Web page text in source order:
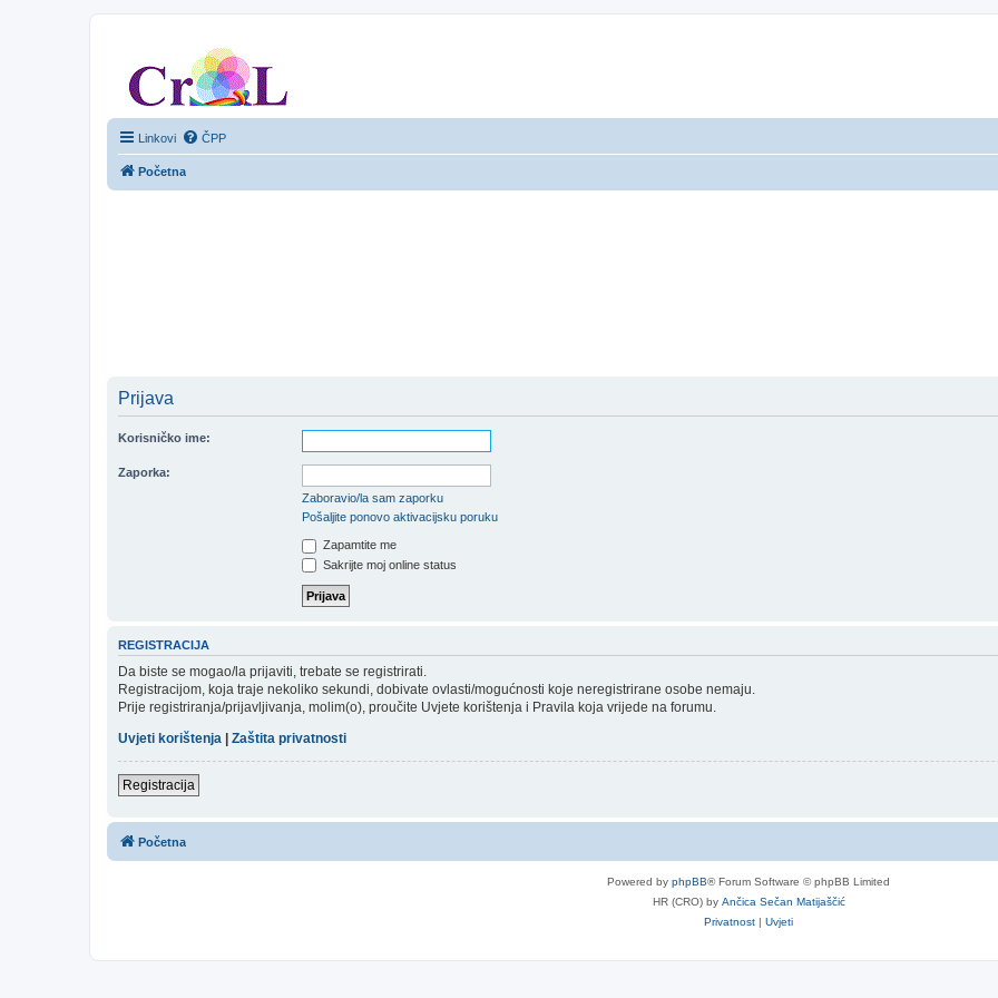
Linkovi ČPP
Početna
Prijava
Korisničko ime:
Zaporka:
Zaboravio/la sam zaporku
Pošaljite ponovo aktivacijsku poruku
Zapamtite me
Sakrijte moj online status
REGISTRACIJA
Da biste se mogao/la prijaviti, trebate se registrirati.
Registracijom, koja traje nekoliko sekundi, dobivate ovlasti/mogućnosti koje neregistrirane osobe nemaju.
Prije registriranja/prijavljivanja, molim(o), proučite Uvjete korištenja i Pravila koja vrijede na forumu.
Uvjeti korištenja | Zaštita privatnosti
Registracija
Početna
Powered by phpBB® Forum Software © phpBB Limited
HR (CRO) by Ančica Sečan Matijaščić
Privatnost | Uvjeti